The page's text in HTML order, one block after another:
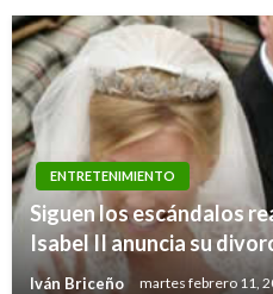
ENTRETENIMIENTO
Siguen los escándalos
Isabel II anuncia su
Iván Briceño martes febrero 11,
ENTRETENIMIENTO
Gran éxito ha tenido el
Maluma en Europa